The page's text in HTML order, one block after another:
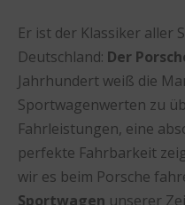
Er ist der Klassiker aller
Deutschland: Der
Jahrhundert weiß die
Sportwagenwerten zu
Fahrleistungen, eine
perfekte Fahrbarkeit
wir es beim Porsche
Sportwagen unserer